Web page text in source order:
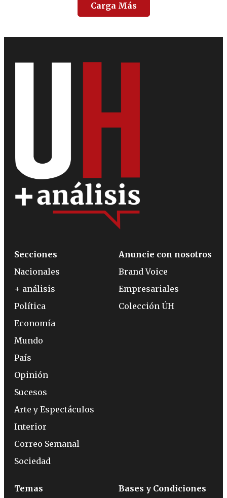
Carga Más
Secciones
Nacionales
+ análisis
Política
Economía
Mundo
País
Opinión
Sucesos
Arte y Espectáculos
Interior
Correo Semanal
Sociedad
Anuncie con nosotros
Brand Voice
Empresariales
Colección ÚH
Temas Bases y Condiciones